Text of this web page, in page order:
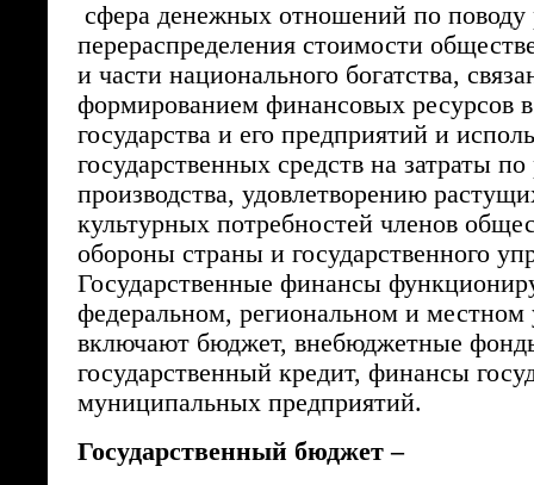
сфера денежных отношений по поводу
перераспределения стоимости
и части национального богатства,
формированием финансовых ресурсов
государства и его предприятий и
государственных средств на затраты
производства, удовлетворению
культурных потребностей членов
обороны страны и государственного
Государственные финансы
федеральном, региональном и местном
включают бюджет, внебюджетные
государственный кредит, финансы
муниципальных предприятий.
Государственный бюджет –